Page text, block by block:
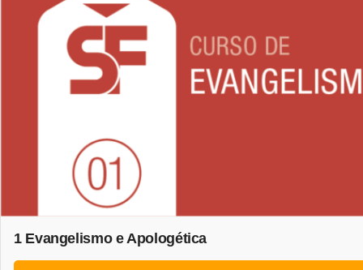
1 Evangelismo e Apologética